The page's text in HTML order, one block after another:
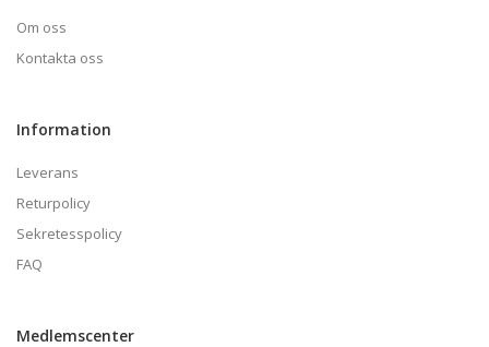
Om oss
Kontakta oss
Information
Leverans
Returpolicy
Sekretesspolicy
FAQ
Medlemscenter